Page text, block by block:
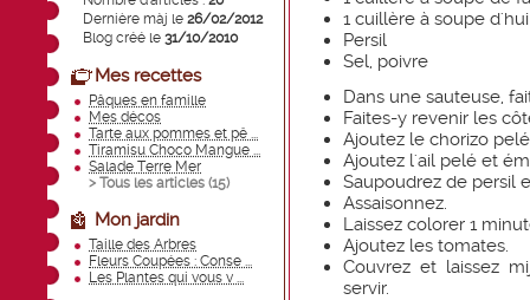
Dernière màj le 26/02/2012
Blog créé le 31/10/2010
Mes recettes
Pâques en famille
Mes décos
Tarte aux pommes et pê ...
Tiramisu Choco Mangue ...
Salade Terre Mer
> Tous les articles (15)
Mon jardin
Taille des Arbres
Fleurs Coupées : Conse ...
Les Plantes qui vous v ...
1 cuillère à soupe
Persil
Sel, poivre
Dans une sauteuse,
Faites-y revenir les
Ajoutez le chorizo
Ajoutez l'ail pelé et
Saupoudrez de persil
Assaisonnez.
Laissez colorer 1
Ajoutez les tomates.
Couvrez et laissez
servir.